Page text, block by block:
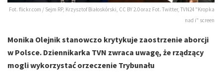
Fot. flickr.com / Sejm RP, Krzysztof Białoskórski, CC BY 2.0 oraz Fot. Twitter, TVN24 "Kropka
nad i" screen
Monika Olejnik stanowczo krytykuje zaostrzenie aborcji
w Polsce. Dziennikarka TVN zwraca uwagę, że rządzący
mogli wykorzystać orzeczenie Trybunału